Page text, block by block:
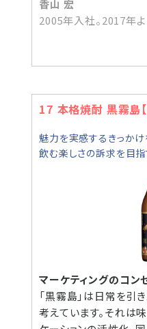
香山 宏
2005年入社。2017年よ
17 本格焼酎 黒霧島
魅力を実感するきっかけ
飲む楽しさの訴求を目指
マーケティングのコン
「黒霧島」は日常を引
考えています。それは